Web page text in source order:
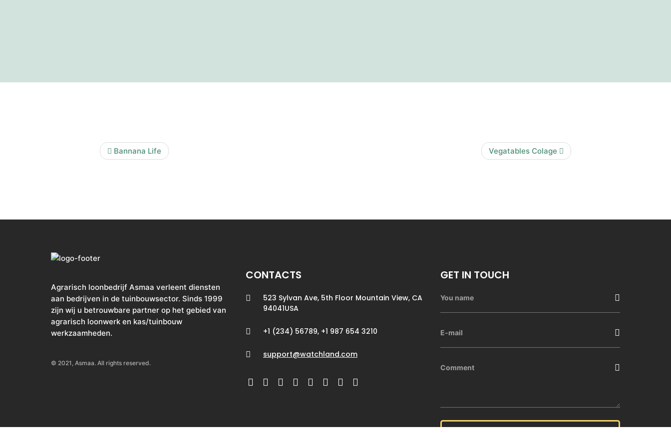
Bannana Life Vegatables Colage
Agrarisch loonbedrijf Asmaa verleent diensten
aan bedrijven in de tuinbouwsector. Sinds 1999
zijn wij u betrouwbare partner op het gebied van
agrarisch loonwerk en kas/tuinbouw
werkzaamheden.
© 2021, Asmaa. All rights reserved.
CONTACTS
523 Sylvan Ave, 5th Floor Mountain View, CA
94041USA
+1 (234) 56789, +1 987 654 3210
support@watchland.com
GET IN TOUCH